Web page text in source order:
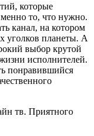
которые
то, что нужно.
канал, на котором
уголков планеты. А
выбор крутой
исполнителей.
понравившийся
тв. Приятного